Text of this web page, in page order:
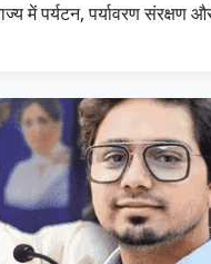
में पर्यटन, पर्यावरण संरक्षण